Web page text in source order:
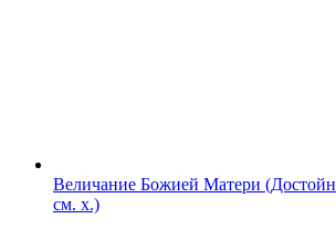
Величание Божией Матери
см. х.)